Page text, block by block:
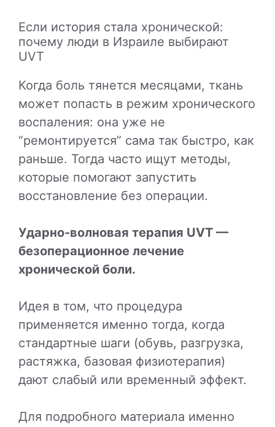
Если история стала хронической:
почему люди в Израиле выбирают
UVT
Когда боль тянется месяцами, ткань
может попасть в режим хронического
воспаления: она уже не
“ремонтируется” сама так быстро, как
раньше. Тогда часто ищут методы,
которые помогают запустить
восстановление без операции.
Ударно-волновая терапия UVT —
безоперационное лечение
хронической боли.
Идея в том, что процедура
применяется именно тогда, когда
стандартные шаги (обувь, разгрузка,
растяжка, базовая физиотерапия)
дают слабый или временный эффект.
Для подробного материала именно